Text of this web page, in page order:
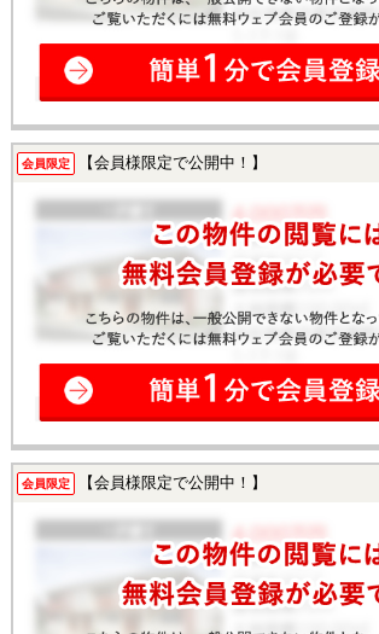
会員限定 【会員様限定で公開中！】
会員限定 【会員様限定で公開中！】